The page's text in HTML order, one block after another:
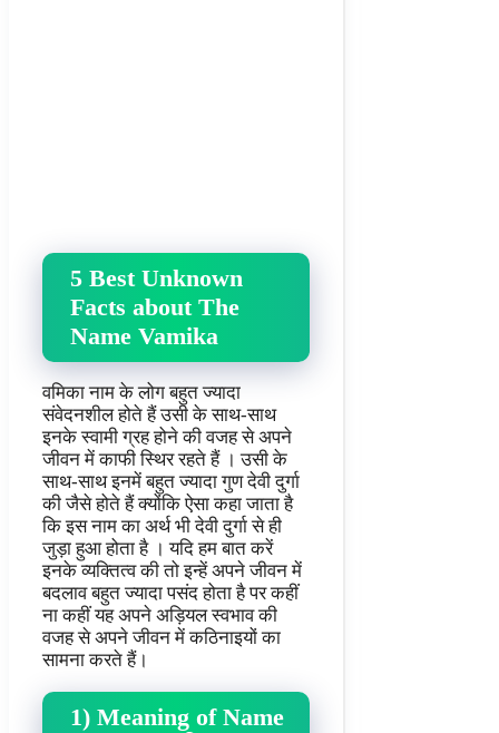
5 Best Unknown
Facts about The
Name Vamika
वमिका नाम के लोग बहुत ज्यादा
संवेदनशील होते हैं उसी के साथ-साथ
इनके स्वामी ग्रह होने की वजह से अपने
जीवन में काफी स्थिर रहते हैं । उसी के
साथ-साथ इनमें बहुत ज्यादा गुण देवी दुर्गा
की जैसे होते हैं क्योंकि ऐसा कहा जाता है
कि इस नाम का अर्थ भी देवी दुर्गा से ही
जुड़ा हुआ होता है । यदि हम बात करें
इनके व्यक्तित्व की तो इन्हें अपने जीवन में
बदलाव बहुत ज्यादा पसंद होता है पर कहीं
ना कहीं यह अपने अड़ियल स्वभाव की
वजह से अपने जीवन में कठिनाइयों का
सामना करते हैं।
1) Meaning of Name